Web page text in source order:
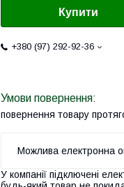
Купити
+380 (97) 292-92-36
повернення товару
У компанії підключені